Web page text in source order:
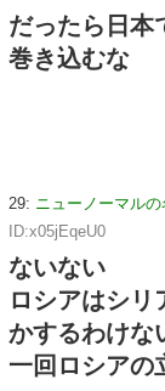
だったら日本
巻き込むな
29: ニューノーマル
ID:x05jEqeU0
ないない
ロシアはシリ
かするわけな
一回ロシアの